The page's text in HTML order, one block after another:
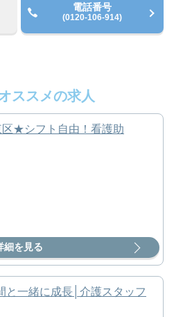
電話番号
(0120-106-914)
ススメの求人
★シフト自由！看護助
細を見る
と一緒に成長│介護スタッフ